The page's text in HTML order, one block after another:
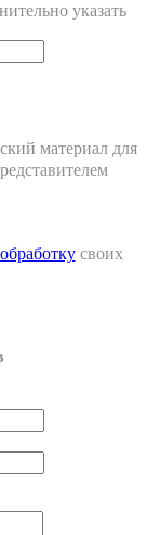
указать
материал для
своих